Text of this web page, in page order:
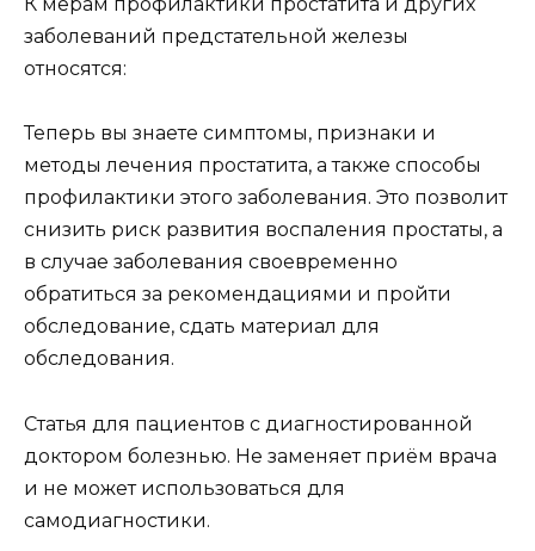
заболеваний предстательной железы
относятся:
Теперь вы знаете симптомы, признаки и
методы лечения простатита, а также способы
профилактики этого заболевания. Это позволит
снизить риск развития воспаления простаты, а
в случае заболевания своевременно
обратиться за рекомендациями и пройти
обследование, сдать материал для
обследования.
Статья для пациентов с диагностированной
доктором болезнью. Не заменяет приём врача
и не может использоваться для
самодиагностики.